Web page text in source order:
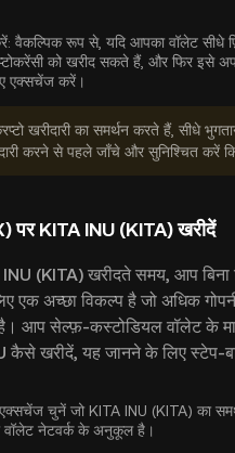
वैकल्पिक रूप से, यदि आपका वॉलेट सीधे
को खरीद सकते हैं, और फिर इसे
एक्सचेंज करें।
खरीदारी का समर्थन करते हैं, सीधे
करने से पहले जाँचे और सुनिश्चित
पर KITA INU (KITA) खरीदें
(KITA) खरीदते समय, आप
एक अच्छा विकल्प है जो अधिक
आप सेल्फ़-कस्टोडियल वॉलेट के
कैसे खरीदें, यह जानने के लिए स्टेप-
चुनें जो KITA INU (KITA) का
नेटवर्क के अनुकूल है।